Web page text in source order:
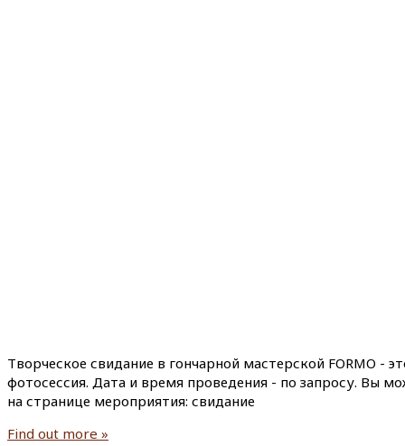
Творческое свидание в гончарной мастерской FORMO -
фотосессия. Дата и время проведения - по запросу. Вы
на странице мероприятия: свидание
Find out more »